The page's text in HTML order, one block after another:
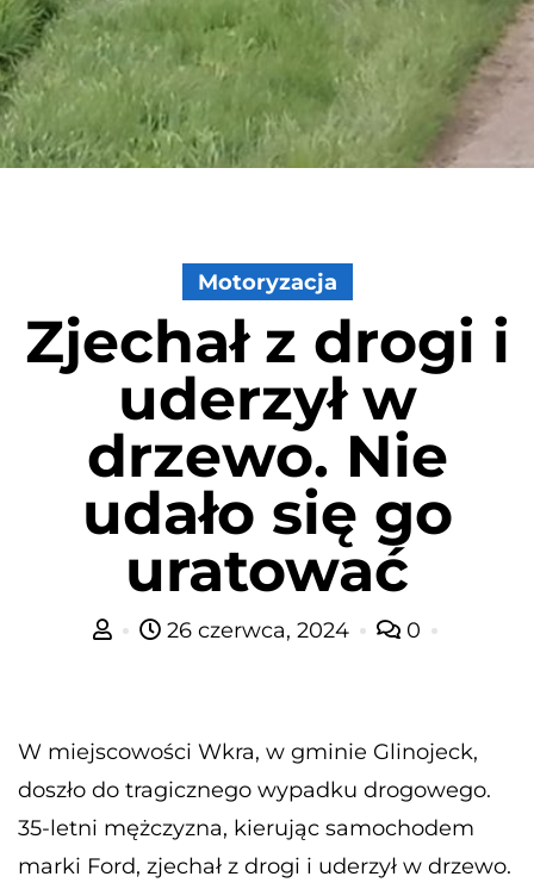
Motoryzacja
Zjechał z drogi i
uderzył w
drzewo. Nie
udało się go
uratować
26 czerwca, 2024 0
W miejscowości Wkra, w gminie Glinojeck,
doszło do tragicznego wypadku drogowego.
35-letni mężczyzna, kierując samochodem
marki Ford, zjechał z drogi i uderzył w drzewo.